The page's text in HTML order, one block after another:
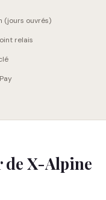
(jours ouvrés)
relais
de X-Alpine